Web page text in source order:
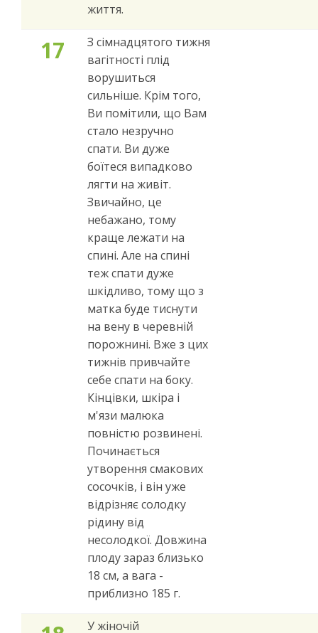
життя.
17
З сімнадцятого тижня
вагітності плід
ворушиться
сильніше. Крім того,
Ви помітили, що Вам
стало незручно
спати. Ви дуже
боїтеся випадково
лягти на живіт.
Звичайно, це
небажано, тому
краще лежати на
спині. Але на спині
теж спати дуже
шкідливо, тому що з
матка буде тиснути
на вену в черевній
порожнині. Вже з цих
тижнів привчайте
себе спати на боку.
Кінцівки, шкіра і
м'язи малюка
повністю розвинені.
Починається
утворення смакових
сосочків, і він уже
відрізняє солодку
рідину від
несолодкої. Довжина
плоду зараз близько
18 см, а вага -
приблизно 185 г.
У жіночій